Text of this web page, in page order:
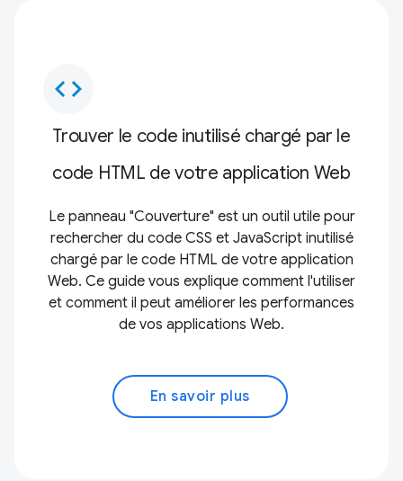
code
Trouver le code inutilisé chargé par le
code HTML de votre application Web
Le panneau "Couverture" est un outil utile pour
rechercher du code CSS et JavaScript inutilisé
chargé par le code HTML de votre application
Web. Ce guide vous explique comment l'utiliser
et comment il peut améliorer les performances
de vos applications Web.
En savoir plus